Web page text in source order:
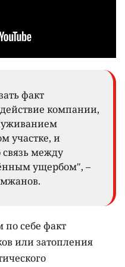
факт
компании,
участке, и
между
ущербом", –
по себе факт
или затопления